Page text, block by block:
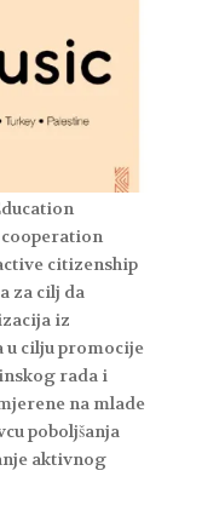
citizenship
za cilj da
iz
cilju promocije
rada i
na mlade
poboljšanja
aktivnog